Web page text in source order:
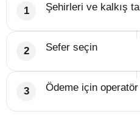
Şehirleri ve kalkış
Sefer seçin
Ödeme için